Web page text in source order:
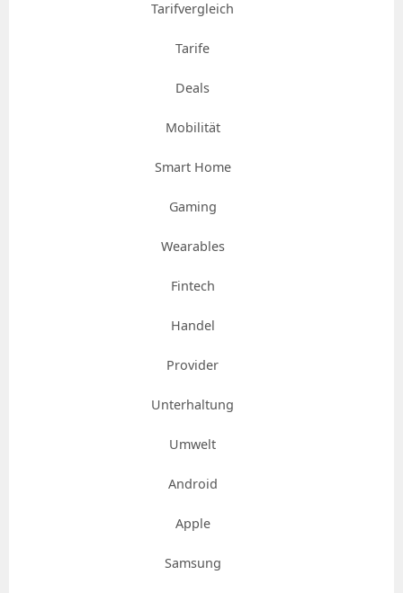
Tarifvergleich
Tarife
Deals
Mobilität
Smart Home
Gaming
Wearables
Fintech
Handel
Provider
Unterhaltung
Umwelt
Android
Apple
Samsung